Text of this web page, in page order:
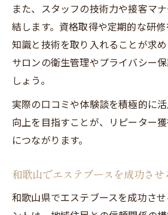
また、スタッフの技術力や接客マ
結します。資格取得や定期的な研
知識と技術を取り入れることが求め
サロンの衛生管理やプライバシー
しょう。
実際の口コミや体験談を積極的に
向上を目指すことが、リピーター
につながります。
和歌山でエステブースを成功させ
和歌山県でエステブースを成功さ